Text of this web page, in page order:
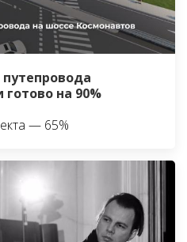
на 90%
— 65%